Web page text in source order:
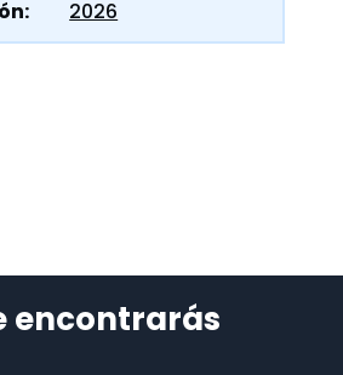
2026
encontrarás